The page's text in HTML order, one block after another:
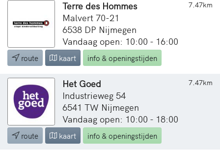
7.47km
Terre des Hommes
Malvert 70-21
6538 DP Nijmegen
Vandaag open: 10:00 - 16:00
route kaart info & openingstijden
7.47km
Het Goed
Industrieweg 54
6541 TW Nijmegen
Vandaag open: 10:00 - 18:00
route kaart info & openingstijden